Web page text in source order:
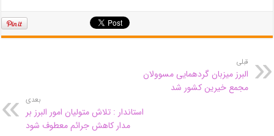
قبلی
البرز میزبان گردهمایی مسوولان
مجمع خیرین کشور شد
بعدی
استاندار : تلاش متولیان امور البرز بر
مدار کاهش جرائم معطوف شود